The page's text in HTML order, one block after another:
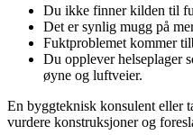
Du ikke finner kilden til
Det er synlig mugg på
Fuktproblemet kommer
Du opplever helseplager
øyne og luftveier.
En byggteknisk konsulent eller
vurdere konstruksjoner og